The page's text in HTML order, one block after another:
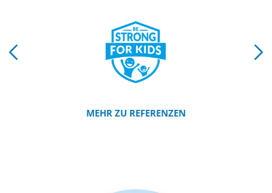
MEHR ZU REFERENZEN